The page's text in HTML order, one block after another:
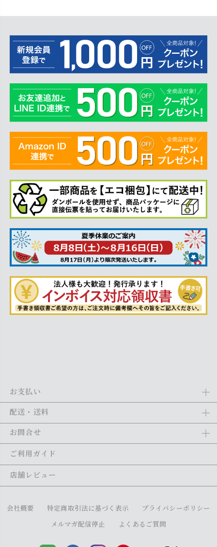
Amazon Pay、クレジットカード、代金引換、あと払い(ペイディ)、銀
行振込がご利用になれます。詳しくは
い。
全商品送料無料
状況によって、多少前後する場合がございます。詳しくは
メール：shopping@monogallery.jp
メールの返信につきましては、1～2営業日以内にさせていただいてお
ります。
ご利用ガイド